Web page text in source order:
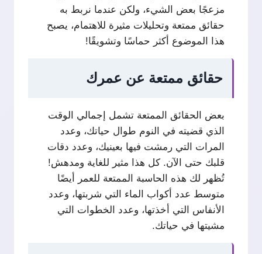
مزعجًا بعض الشيء، ولكن عندما نربط به
حقائق ممتعة وتحليلات مثيرة للاهتمام، يصبح
هذا الموضوع أكثر حماسًا وتشويقًا!
حقائق ممتعة عن عمرك
بعض الحقائق الممتعة تشمل إجمالي الوقت
الذي قضيته في النوم طوال حياتك، وعدد
المرات التي رمشت فيها بعينيك، وعدد دقات
قلبك حتى الآن. كل هذا مثير للغاية ومدهش!
تُظهر لك هذه الحاسبة الممتعة للعمر أيضًا
متوسط عدد أكواب الماء التي شربتها، وعدد
الأنفاس التي أخذتها، وعدد الخطوات التي
مشيتها في حياتك.